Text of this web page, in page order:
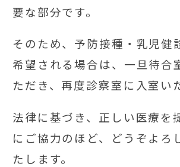
要な部分です。
そのため、予防接種・乳児健
希望される場合は、一旦待合
ただき、再度診察室に入室い
法律に基づき、正しい医療を
にご協力のほど、どうぞよろ
たします。